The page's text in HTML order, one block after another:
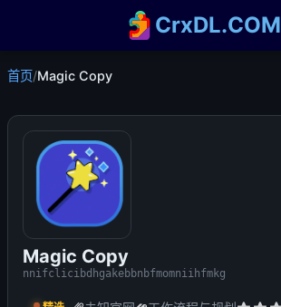
CrxDL.COM
首页/Magic Copy
Magic Copy
nnifclicibdhgakebbnbfmomniihfmkg